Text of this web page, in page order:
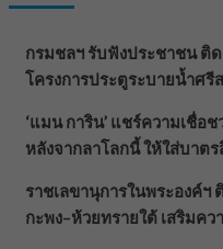
กรมชลฯ รับฟังประชาชน ติ
โครงการประตูระบายน้ำศรี
‘แมน การิน’ แชร์ความเชื่อ
หลังจากลาโลกนี้ ให้ใส่บาต
ราชเลขานุการในพระองค์ฯ
กะพง–ห้วยทรายใต้ เสริมค